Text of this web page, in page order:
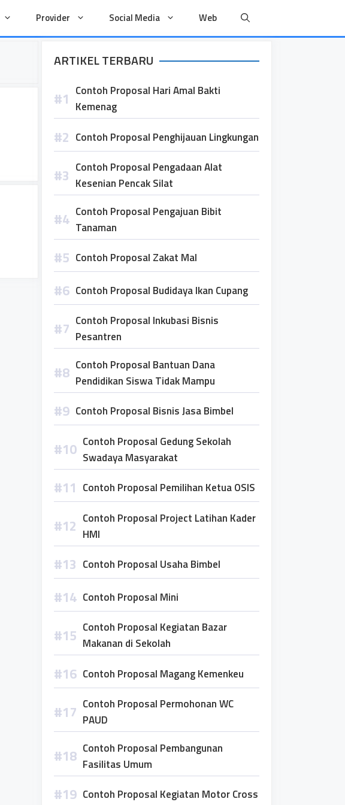
Provider Social Media Web
ARTIKEL TERBARU
Contoh Proposal Hari Amal Bakti
Kemenag
Contoh Proposal Penghijauan Lingkungan
Contoh Proposal Pengadaan Alat
Kesenian Pencak Silat
Contoh Proposal Pengajuan Bibit
Tanaman
Contoh Proposal Zakat Mal
Contoh Proposal Budidaya Ikan Cupang
Contoh Proposal Inkubasi Bisnis
Pesantren
Contoh Proposal Bantuan Dana
Pendidikan Siswa Tidak Mampu
Contoh Proposal Bisnis Jasa Bimbel
Contoh Proposal Gedung Sekolah
Swadaya Masyarakat
Contoh Proposal Pemilihan Ketua OSIS
Contoh Proposal Project Latihan Kader
HMI
Contoh Proposal Usaha Bimbel
Contoh Proposal Mini
Contoh Proposal Kegiatan Bazar
Makanan di Sekolah
Contoh Proposal Magang Kemenkeu
Contoh Proposal Permohonan WC
PAUD
Contoh Proposal Pembangunan
Fasilitas Umum
Contoh Proposal Kegiatan Motor Cross